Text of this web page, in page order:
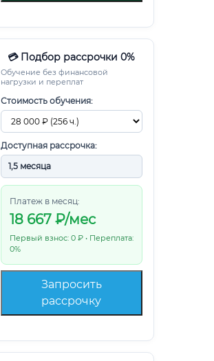
💳 Подбор рассрочки 0%
Обучение без финансовой
нагрузки и переплат
Стоимость обучения:
Доступная рассрочка:
Платеж в месяц:
18 667₽/мес
Первый взнос: 0 ₽ • Переплата:
0%
Запросить
рассрочку